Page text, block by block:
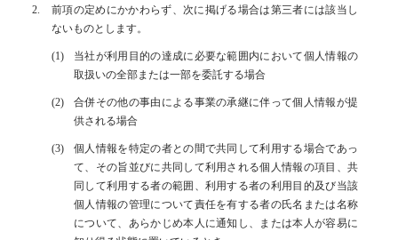
前項の定めにかかわらず、次に掲げる場合は第三者には該当し
ないものとします。
当社が利用目的の達成に必要な範囲内において個人情報の
取扱いの全部または一部を委託する場合
合併その他の事由による事業の承継に伴って個人情報が提
供される場合
個人情報を特定の者との間で共同して利用する場合であっ
て、その旨並びに共同して利用される個人情報の項目、共
同して利用する者の範囲、利用する者の利用目的及び当該
個人情報の管理について責任を有する者の氏名または名称
について、あらかじめ本人に通知し、または本人が容易に